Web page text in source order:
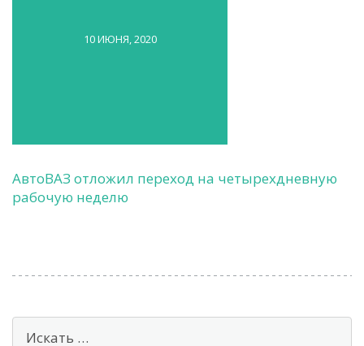
10 ИЮНЯ, 2020
АвтоВАЗ отложил переход на четырехдневную
рабочую неделю